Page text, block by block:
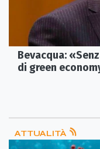
Bevacqua:
di green
ATTUALITÀ